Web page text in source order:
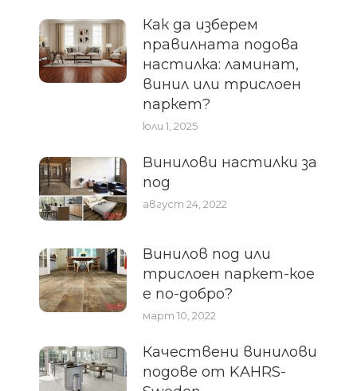
Как да изберем
правилната подова
настилка: ламинат,
винил или трислоен
паркет?
юли 1, 2025
Винилови настилки за
под
август 24, 2022
Винилов под или
трислоен паркет-кое
е по-добро?
март 10, 2022
Качествени винилови
подове от KAHRS-